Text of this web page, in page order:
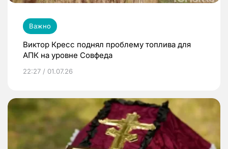
Важно
Виктор Кресс поднял проблему топлива для
АПК на уровне Совфеда
22:27 / 01.07.26